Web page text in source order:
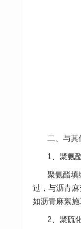
二、与
1、聚氨
聚氨酯填
过，与沥青
如沥青麻絮施
2、聚硫